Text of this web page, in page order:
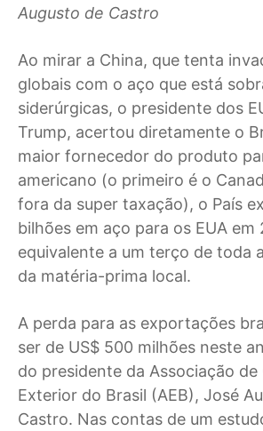
Augusto de Castro
Ao mirar a China, que tenta
globais com o aço que está
siderúrgicas, o presidente dos
Trump, acertou diretamente o
maior fornecedor do produto
americano (o primeiro é o
fora da super taxação), o País
bilhões em aço para os EUA em
equivalente a um terço de toda
da matéria-prima local.
A perda para as exportações
ser de US$ 500 milhões neste
do presidente da Associação de
Exterior do Brasil (AEB), José
Castro. Nas contas de um